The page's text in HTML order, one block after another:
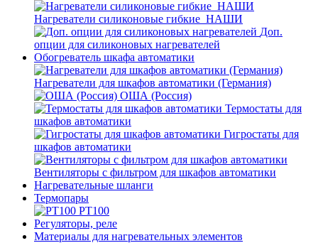
Нагреватели силиконовые гибкие_НАШИ
Доп.
опции для силиконовых нагревателей
Обогреватель шкафа автоматики
Нагреватели для шкафов автоматики (Германия)
ОША (Россия)
Термостаты для
шкафов автоматики
Гигростаты для
шкафов автоматики
Вентиляторы с фильтром для шкафов автоматики
Нагревательные шланги
Термопары
PT100
Регуляторы, реле
Материалы для нагревательных элементов